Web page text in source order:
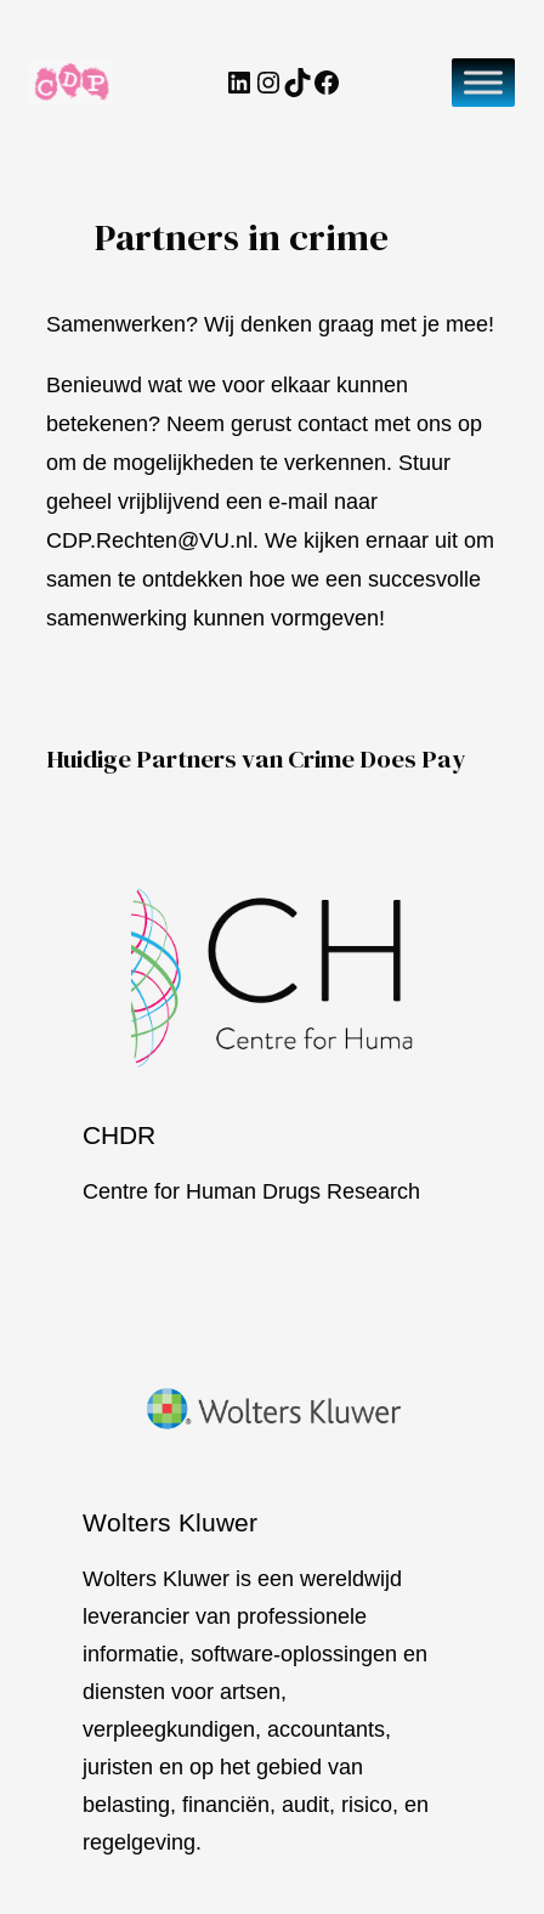
naar
LinkedIn
Instagram
TikTok
Facebook
Partners in crime
Samenwerken? Wij denken graag met je mee!
Benieuwd wat we voor elkaar kunnen
betekenen? Neem gerust contact met ons op
om de mogelijkheden te verkennen. Stuur
geheel vrijblijvend een e-mail naar
CDP.Rechten@VU.nl. We kijken ernaar uit om
samen te ontdekken hoe we een succesvolle
samenwerking kunnen vormgeven!
Huidige Partners van Crime Does Pay
CHDR
Centre for Human Drugs Research
Wolters Kluwer
Wolters Kluwer is een wereldwijd
leverancier van professionele
informatie, software-oplossingen en
diensten voor artsen,
verpleegkundigen, accountants,
juristen en op het gebied van
belasting, financiën, audit, risico, en
regelgeving.